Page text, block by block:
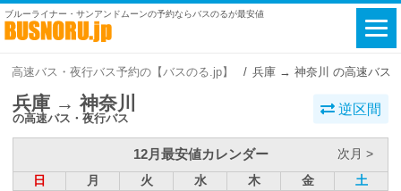
ブルーライナー・サンアンドムーンの予約ならバスのるが最安値
高速バス・夜行バス予約の【バスのる.jp】 兵庫 → 神奈川 の高速バス
兵庫 → 神奈川
の高速バス・夜行バス
逆区間
12月最安値カレンダー
次月 >
日
月 火 水 木 金 土